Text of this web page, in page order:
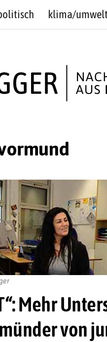
klima/umwelt
Mehr
von